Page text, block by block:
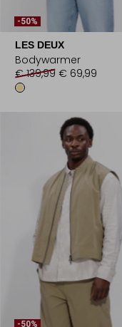
-50%
LES DEUX
Bodywarmer
€ 139,99 € 69,99
-50%